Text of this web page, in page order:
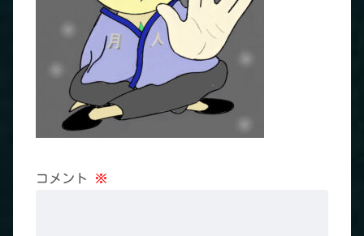
コメント ※